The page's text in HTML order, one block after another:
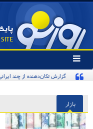
تغییر
وضعیت
منوی
ها
بازار